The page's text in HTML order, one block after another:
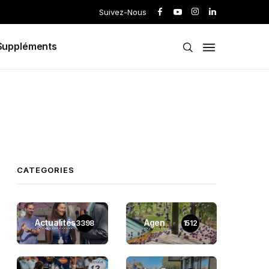
Suivez-Nous
CATEGORIES
Actualités3398 Agen 1512